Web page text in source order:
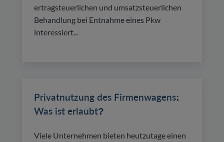
ertragsteuerlichen und umsatzsteuerlichen
Behandlung bei Entnahme eines Pkw
interessiert...
Privatnutzung des Firmenwagens:
Was ist erlaubt?
Viele Unternehmen bieten heutzutage einen